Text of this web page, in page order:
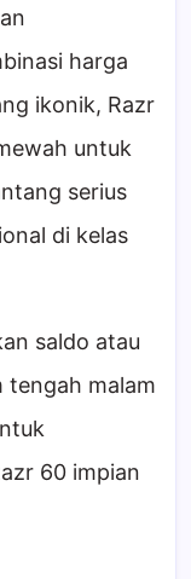
harga
ikonik, Razr
untuk
serius
di kelas
saldo atau
malam
60 impian